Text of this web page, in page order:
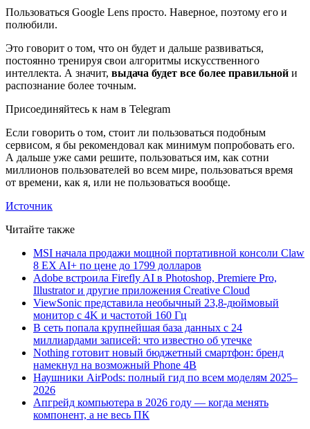
Пользоваться Google Lens просто. Наверное, поэтому его и
полюбили.
Это говорит о том, что он будет и дальше развиваться,
постоянно тренируя свои алгоритмы искусственного
интеллекта. А значит, выдача будет все более правильной и
распознание более точным.
Присоединяйтесь к нам в Telegram
Если говорить о том, стоит ли пользоваться подобным
сервисом, я бы рекомендовал как минимум попробовать его.
А дальше уже сами решите, пользоваться им, как сотни
миллионов пользователей во всем мире, пользоваться время
от времени, как я, или не пользоваться вообще.
Источник
Читайте также
MSI начала продажи мощной портативной консоли Claw
8 EX AI+ по цене до 1799 долларов
Adobe встроила Firefly AI в Photoshop, Premiere Pro,
Illustrator и другие приложения Creative Cloud
ViewSonic представила необычный 23,8-дюймовый
монитор с 4K и частотой 160 Гц
В сеть попала крупнейшая база данных с 24
миллиардами записей: что известно об утечке
Nothing готовит новый бюджетный смартфон: бренд
намекнул на возможный Phone 4B
Наушники AirPods: полный гид по всем моделям 2025–
2026
Апгрейд компьютера в 2026 году — когда менять
компонент, а не весь ПК